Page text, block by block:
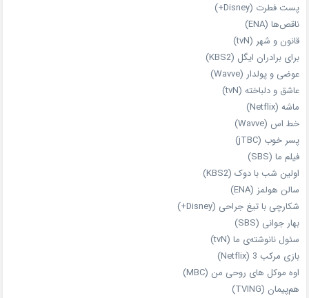
پست فطرت (Disney+)
ناقص‌ها (ENA)
قانون و شهر (tvN)
برای برادران ایگل (KBS2)
عوضی و پولدار (Wavve)
عاشق و دلباخته (tvN)
ماشه (Netflix)
خط اس (Wavve)
پسر خوب (jTBC)
فیلم ما (SBS)
اولین شب با دوک (KBS2)
سالن هولمز (ENA)
شکارچی با تیغ جراحی (Disney+)
بهار جوانی (SBS)
سئول نانوشته‌ی ما (tvN)
بازی مرکب 3 (Netflix)
اوه موکل های روحی من (MBC)
هم‌پیمان (TVING)